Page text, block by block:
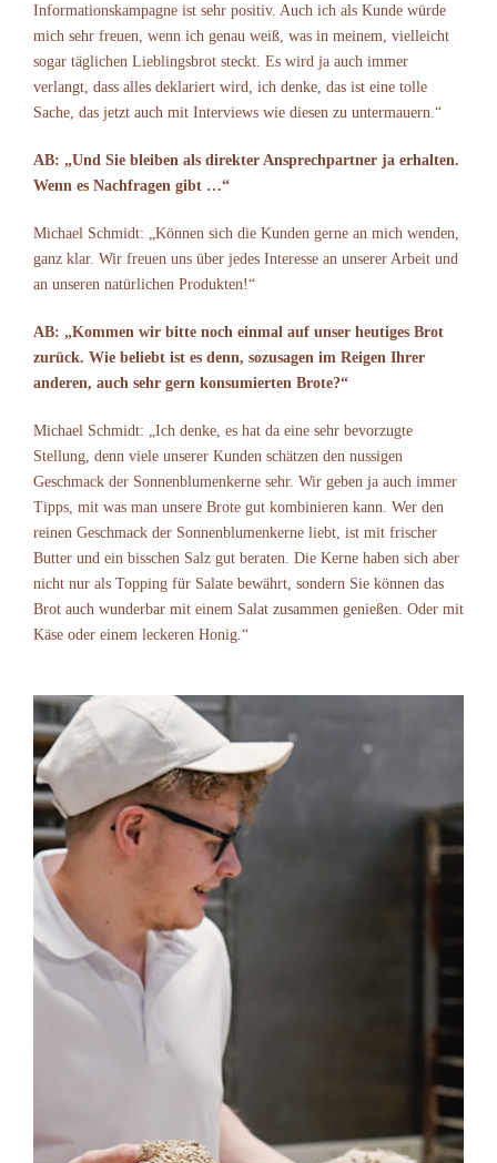
Informationskampagne ist sehr positiv. Auch ich als Kunde würde
mich sehr freuen, wenn ich genau weiß, was in meinem, vielleicht
sogar täglichen Lieblingsbrot steckt. Es wird ja auch immer
verlangt, dass alles deklariert wird, ich denke, das ist eine tolle
Sache, das jetzt auch mit Interviews wie diesen zu untermauern.“
AB: „Und Sie bleiben als direkter Ansprechpartner ja erhalten.
Wenn es Nachfragen gibt …“
Michael Schmidt: „Können sich die Kunden gerne an mich wenden,
ganz klar. Wir freuen uns über jedes Interesse an unserer Arbeit und
an unseren natürlichen Produkten!“
AB: „Kommen wir bitte noch einmal auf unser heutiges Brot
zurück. Wie beliebt ist es denn, sozusagen im Reigen Ihrer
anderen, auch sehr gern konsumierten Brote?“
Michael Schmidt: „Ich denke, es hat da eine sehr bevorzugte
Stellung, denn viele unserer Kunden schätzen den nussigen
Geschmack der Sonnenblumenkerne sehr. Wir geben ja auch immer
Tipps, mit was man unsere Brote gut kombinieren kann. Wer den
reinen Geschmack der Sonnenblumenkerne liebt, ist mit frischer
Butter und ein bisschen Salz gut beraten. Die Kerne haben sich aber
nicht nur als Topping für Salate bewährt, sondern Sie können das
Brot auch wunderbar mit einem Salat zusammen genießen. Oder mit
Käse oder einem leckeren Honig.“